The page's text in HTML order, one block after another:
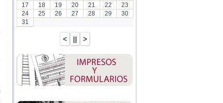
17
18 19 20 21 22
23
24
25 26 27 28 29
30
31